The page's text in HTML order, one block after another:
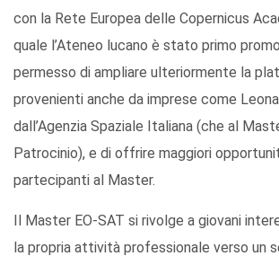
con la Rete Europea delle Copernicus
quale l’Ateneo lucano è stato primo
permesso di ampliare ulteriormente la
provenienti anche da imprese come
dall’Agenzia Spaziale Italiana (che al
Patrocinio), e di offrire maggiori
partecipanti al Master.
Il Master EO-SAT si rivolge a giovani
la propria attività professionale verso un